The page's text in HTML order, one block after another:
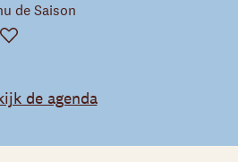
de Saison
Favoriet
de agenda